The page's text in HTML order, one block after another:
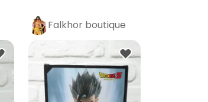
Falkhor boutique